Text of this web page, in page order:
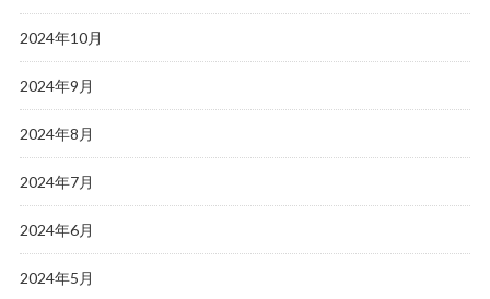
2024年10月
2024年9月
2024年8月
2024年7月
2024年6月
2024年5月